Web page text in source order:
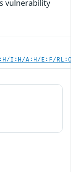
vulnerability
I:H/A:H/E:F/